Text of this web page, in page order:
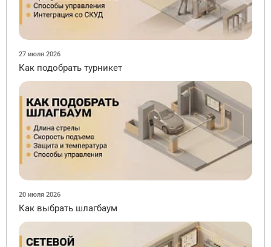
27 июля 2026
Как подобрать турникет
20 июля 2026
Как выбрать шлагбаум